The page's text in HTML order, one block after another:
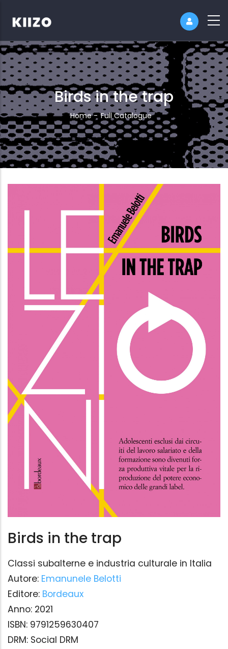
Birds in the trap
Breadcrumb
Home - Full Catalogue
Birds in the trap
Classi subalterne e industria culturale in Italia
Autore: Emanunele Belotti
Editore: Bordeaux
Anno: 2021
ISBN: 9791259630407
DRM: Social DRM